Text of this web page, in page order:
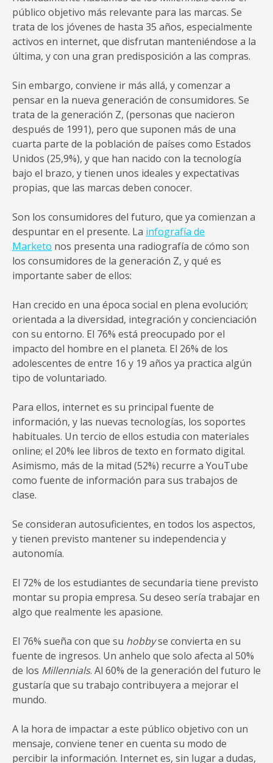
público objetivo más relevante para las marcas. Se
trata de los jóvenes de hasta 35 años, especialmente
activos en internet, que disfrutan manteniéndose a la
última, y con una gran predisposición a las compras.
Sin embargo, conviene ir más allá, y comenzar a
pensar en la nueva generación de consumidores. Se
trata de la generación Z, (personas que nacieron
después de 1991), pero que suponen más de una
cuarta parte de la población de países como Estados
Unidos (25,9%), y que han nacido con la tecnología
bajo el brazo, y tienen unos ideales y expectativas
propias, que las marcas deben conocer.
Son los consumidores del futuro, que ya comienzan a
despuntar en el presente. La infografía de
Marketo nos presenta una radiografía de cómo son
los consumidores de la generación Z, y qué es
importante saber de ellos:
Han crecido en una época social en plena evolución;
orientada a la diversidad, integración y concienciación
con su entorno. El 76% está preocupado por el
impacto del hombre en el planeta. El 26% de los
adolescentes de entre 16 y 19 años ya practica algún
tipo de voluntariado.
Para ellos, internet es su principal fuente de
información, y las nuevas tecnologías, los soportes
habituales. Un tercio de ellos estudia con materiales
online; el 20% lee libros de texto en formato digital.
Asimismo, más de la mitad (52%) recurre a YouTube
como fuente de información para sus trabajos de
clase.
Se consideran autosuficientes, en todos los aspectos,
y tienen previsto mantener su independencia y
autonomía.
El 72% de los estudiantes de secundaria tiene previsto
montar su propia empresa. Su deseo sería trabajar en
algo que realmente les apasione.
El 76% sueña con que su hobbyse convierta en su
fuente de ingresos. Un anhelo que solo afecta al 50%
de los Millennials. Al 60% de la generación del futuro le
gustaría que su trabajo contribuyera a mejorar el
mundo.
A la hora de impactar a este público objetivo con un
mensaje, conviene tener en cuenta su modo de
percibir la información. Internet es, sin lugar a dudas,